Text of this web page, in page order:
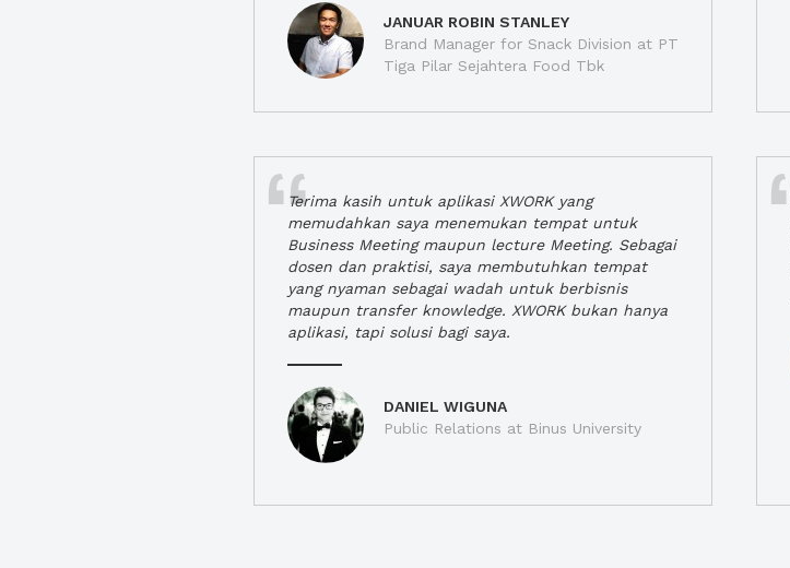
JANUAR ROBIN STANLEY
Brand Manager for Snack Division at PT
Tiga Pilar Sejahtera Food Tbk
Terima kasih untuk aplikasi XWORK yang
memudahkan saya menemukan tempat untuk
Business Meeting maupun lecture Meeting. Sebagai
dosen dan praktisi, saya membutuhkan tempat
yang nyaman sebagai wadah untuk berbisnis
maupun transfer knowledge. XWORK bukan hanya
aplikasi, tapi solusi bagi saya.
DANIEL WIGUNA
Public Relations at Binus University